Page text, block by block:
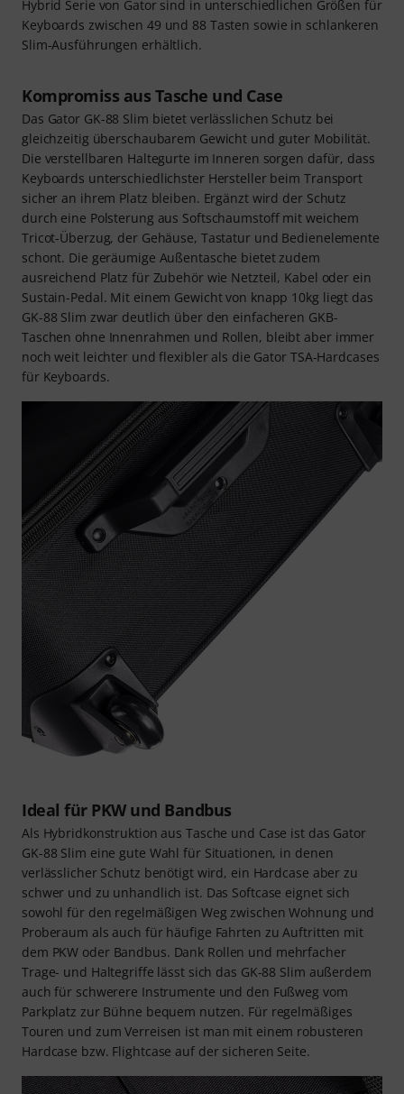
Hybrid Serie von Gator sind in unterschiedlichen Größen für
Keyboards zwischen 49 und 88 Tasten sowie in schlankeren
Slim-Ausführungen erhältlich.
Kompromiss aus Tasche und Case
Das Gator GK-88 Slim bietet verlässlichen Schutz bei
gleichzeitig überschaubarem Gewicht und guter Mobilität.
Die verstellbaren Haltegurte im Inneren sorgen dafür, dass
Keyboards unterschiedlichster Hersteller beim Transport
sicher an ihrem Platz bleiben. Ergänzt wird der Schutz
durch eine Polsterung aus Softschaumstoff mit weichem
Tricot-Überzug, der Gehäuse, Tastatur und Bedienelemente
schont. Die geräumige Außentasche bietet zudem
ausreichend Platz für Zubehör wie Netzteil, Kabel oder ein
Sustain-Pedal. Mit einem Gewicht von knapp 10kg liegt das
GK-88 Slim zwar deutlich über den einfacheren GKB-
Taschen ohne Innenrahmen und Rollen, bleibt aber immer
noch weit leichter und flexibler als die Gator TSA-Hardcases
für Keyboards.
Ideal für PKW und Bandbus
Als Hybridkonstruktion aus Tasche und Case ist das Gator
GK-88 Slim eine gute Wahl für Situationen, in denen
verlässlicher Schutz benötigt wird, ein Hardcase aber zu
schwer und zu unhandlich ist. Das Softcase eignet sich
sowohl für den regelmäßigen Weg zwischen Wohnung und
Proberaum als auch für häufige Fahrten zu Auftritten mit
dem PKW oder Bandbus. Dank Rollen und mehrfacher
Trage- und Haltegriffe lässt sich das GK-88 Slim außerdem
auch für schwerere Instrumente und den Fußweg vom
Parkplatz zur Bühne bequem nutzen. Für regelmäßiges
Touren und zum Verreisen ist man mit einem robusteren
Hardcase bzw. Flightcase auf der sicheren Seite.